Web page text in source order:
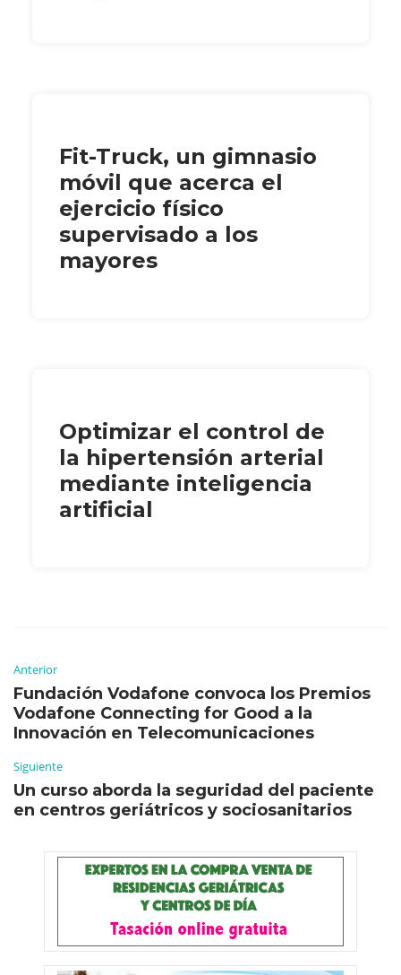
Fit-Truck, un gimnasio
móvil que acerca el
ejercicio físico
supervisado a los
mayores
Optimizar el control de
la hipertensión arterial
mediante inteligencia
artificial
Anterior
Fundación Vodafone convoca los Premios
Vodafone Connecting for Good a la
Innovación en Telecomunicaciones
Siguiente
Un curso aborda la seguridad del paciente
en centros geriátricos y sociosanitarios